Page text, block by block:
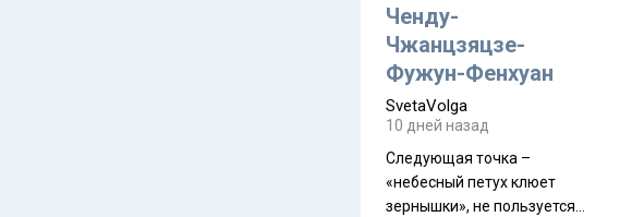
а продолжают встречаться
почти каждую неделю) и с
порога сообщил: "Эйтан
разводится!" Эйтан -
мальчик из религиозной
семьи, из тех, кого называют
"вязаные кипы". С 2022-го
Ченду-
Чжанцзяцзе-
Фужун-Фенхуан
SvetaVolga
10 дней назад
Следующая точка –
«небесный петух клюет
зернышки», не пользуется